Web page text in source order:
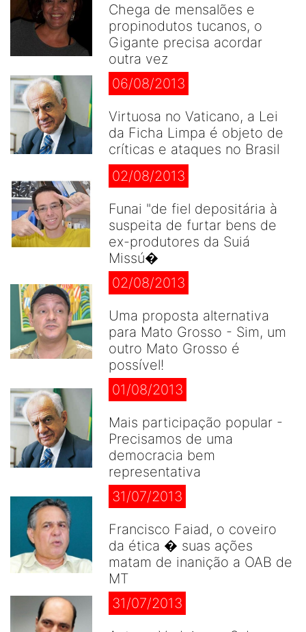
Chega de mensalões e
propinodutos tucanos, o
Gigante precisa acordar
outra vez
06/08/2013
Virtuosa no Vaticano, a Lei
da Ficha Limpa é objeto de
críticas e ataques no Brasil
02/08/2013
Funai "de fiel depositária à
suspeita de furtar bens de
ex-produtores da Suiá
Missú�
02/08/2013
Uma proposta alternativa
para Mato Grosso - Sim, um
outro Mato Grosso é
possível!
01/08/2013
Mais participação popular -
Precisamos de uma
democracia bem
representativa
31/07/2013
Francisco Faiad, o coveiro
da ética � suas ações
matam de inanição a OAB de
MT
31/07/2013